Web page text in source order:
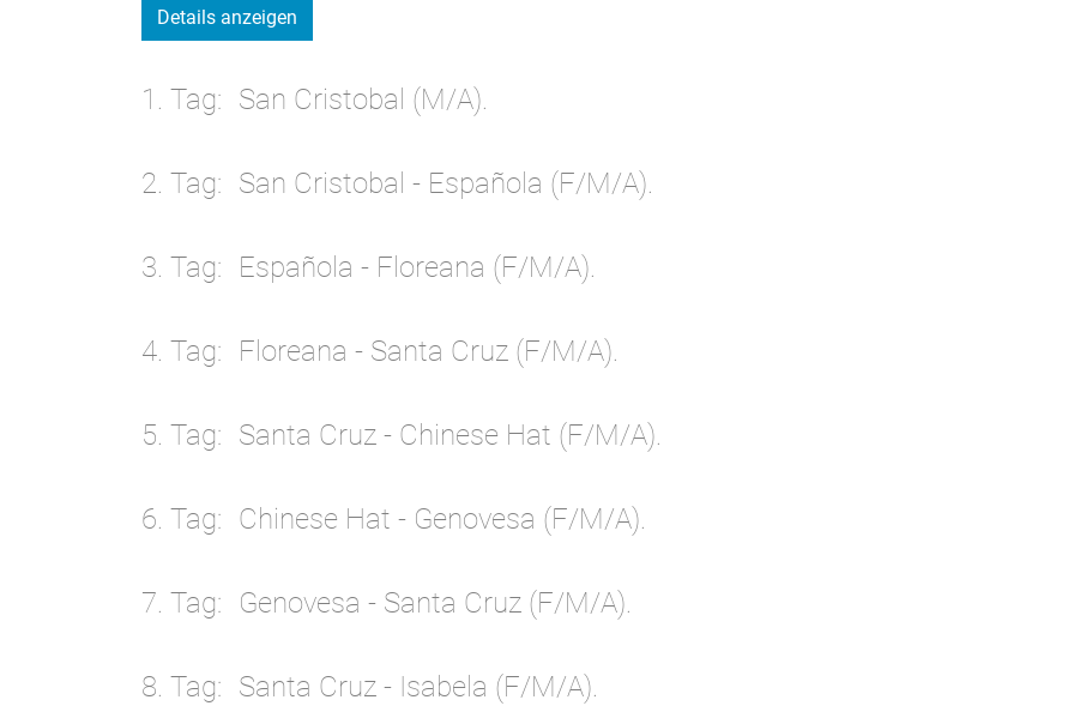
Details anzeigen
1. Tag San Cristobal (M/A).
2. Tag San Cristobal - Española (F/M/A).
3. Tag Española - Floreana (F/M/A).
4. Tag Floreana - Santa Cruz (F/M/A).
5. Tag Santa Cruz - Chinese Hat (F/M/A).
6. Tag Chinese Hat - Genovesa (F/M/A).
7. Tag Genovesa - Santa Cruz (F/M/A).
8. Tag Santa Cruz - Isabela (F/M/A).